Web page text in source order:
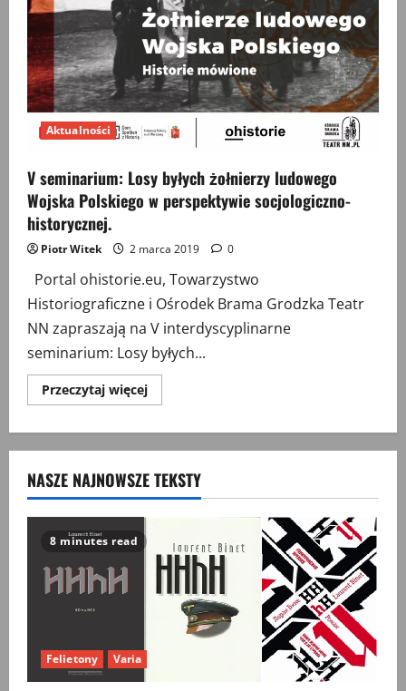
Aktualności
V seminarium: Losy byłych żołnierzy ludowego
Wojska Polskiego w perspektywie socjologiczno-
historycznej.
Piotr Witek 2 marca 2019 0
Portal ohistorie.eu, Towarzystwo
Historiograficzne i Ośrodek Brama Grodzka Teatr
NN zapraszają na V interdyscyplinarne
seminarium: Losy byłych...
Przeczytaj więcejPrzeczytaj
więcej
Losy
żołnierzy
ludowego
Wojska
perspektywie
socjologiczno-
historycznej.
NASZE NAJNOWSZE TEKSTY
8 minutes read
Felietony Varia